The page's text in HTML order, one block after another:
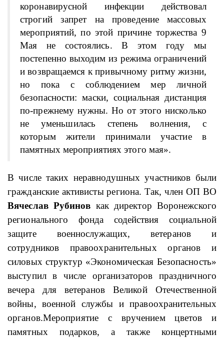
коронавирусной инфекции действовал
строгий запрет на проведение массовых
мероприятий, по этой причине торжества 9
Мая не состоялись. В этом году мы
постепенно выходим из режима ограничений
и возвращаемся к привычному ритму жизни,
но пока с соблюдением мер личной
безопасности: маски, социальная дистанция
по-прежнему нужны. Но от этого нисколько
не уменьшилась степень волнения, с
которым жители принимали участие в
памятных мероприятиях этого мая».
В числе таких неравнодушных участников были
гражданские активисты региона. Так, член ОП ВО
Вячеслав Рубинов как директор Воронежского
регионального фонда содействия социальной
защите военнослужащих, ветеранов и
сотрудников правоохранительных органов и
силовых структур «Экономическая Безопасность»
выступил в числе организаторов праздничного
вечера для ветеранов Великой Отечественной
войны, военной службы и правоохранительных
органов.Мероприятие с вручением цветов и
памятных подарков, а также концертными